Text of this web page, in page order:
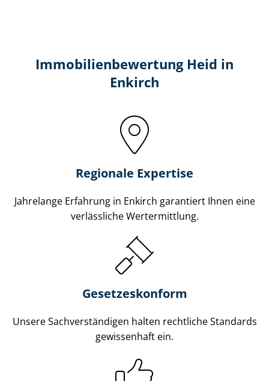
Immobilien­bewertung Heid in
Enkirch
Regionale Expertise
Jahrelange Erfahrung in Enkirch garantiert Ihnen eine
verlässliche Wertermittlung.
Gesetzes­konform
Unsere Sach­ver­stän­di­gen halten rechtliche Standards
gewissenhaft ein.